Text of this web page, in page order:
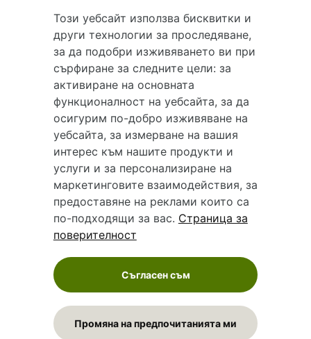
Hapche.bg НЕ е медицински, зравен или сроден специалист и НЕ дава
медицински консултации и здравни съвети. Hapche.bg НЕ се явява
медицинска услуга и НЕ осигурява диагноза и лечение. Hapche.bg НЕ
препоръчва медицински и други здравни и сродни специалисти и
заведения. Hapche.bg НЕ търгува с лекарствени продукти и хранителни
добавки. Информацията, публикувана в Hapche.bg, е предназначена да
служи само и единствено за справочни цели. Същата се предоставя без
всякаква гаранция за актуалност, изчерпателност и точност, при все че
се полагат всички усилия за обновяване и допълване на данните и за
коригиране на неточностите. При никакви обстоятелства НЕ се
самодиагностицирайте и НЕ се самолекувайте – самодиагностиката и
самолечението могат да бъдат опасни за вашето здраве! При поява на
симптом(и) на заболяване неотложно потърсете правоспособен лекар!
Ако преценявате своето (нечие) състояние като спешно, позвънете на
повиквания 112 за връзка с местния център за спешна медицинска
© 2026 Hapche.bg
Този уебсайт използва бисквитки и
други технологии за проследяване,
за да подобри изживяването ви при
сърфиране за следните цели: за
активиране на основната
функционалност на уебсайта, за да
осигурим по-добро изживяване на
уебсайта, за измерване на вашия
интерес към нашите продукти и
услуги и за персонализиране на
маркетинговите взаимодействия, за
предоставяне на реклами които са
по-подходящи за вас. Страница за
поверителност
Съгласен съм
Промяна на предпочитанията ми